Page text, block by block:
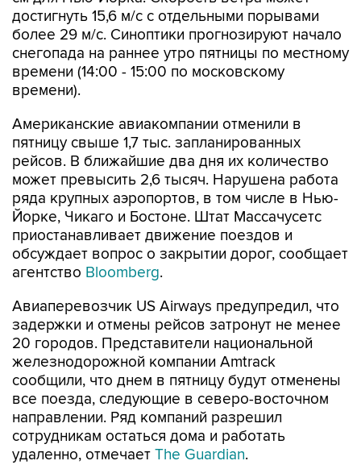
достигнуть 15,6 м/с с отдельными порывами
более 29 м/с. Синоптики прогнозируют начало
снегопада на раннее утро пятницы по местному
времени (14:00 - 15:00 по московскому
времени).
Американские авиакомпании отменили в
пятницу свыше 1,7 тыс. запланированных
рейсов. В ближайшие два дня их количество
может превысить 2,6 тысяч. Нарушена работа
ряда крупных аэропортов, в том числе в Нью-
Йорке, Чикаго и Бостоне. Штат Массачусетс
приостанавливает движение поездов и
обсуждает вопрос о закрытии дорог, сообщает
агентство Bloomberg.
Авиаперевозчик US Airways предупредил, что
задержки и отмены рейсов затронут не менее
20 городов. Представители национальной
железнодорожной компании Amtrack
сообщили, что днем в пятницу будут отменены
все поезда, следующие в северо-восточном
направлении. Ряд компаний разрешил
сотрудникам остаться дома и работать
удаленно, отмечает The Guardian.